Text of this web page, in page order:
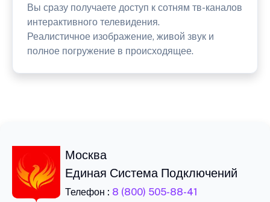
Вы сразу получаете доступ к сотням тв-каналов
интерактивного телевидения.
Реалистичное изображение, живой звук и
полное погружение в происходящее.
Москва
Единая Система Подключений
Телефон : 8 (800) 505-88-41